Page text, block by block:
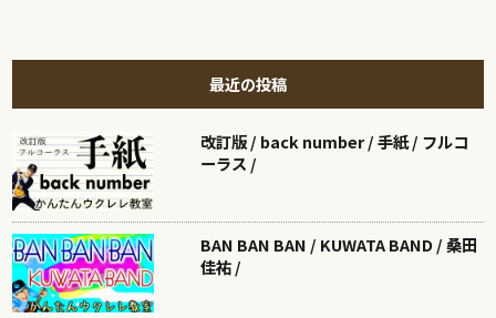
最近の投稿
改訂版 / back number / 手紙 / フルコ
ーラス /
BAN BAN BAN / KUWATA BAND / 桑田
佳祐 /